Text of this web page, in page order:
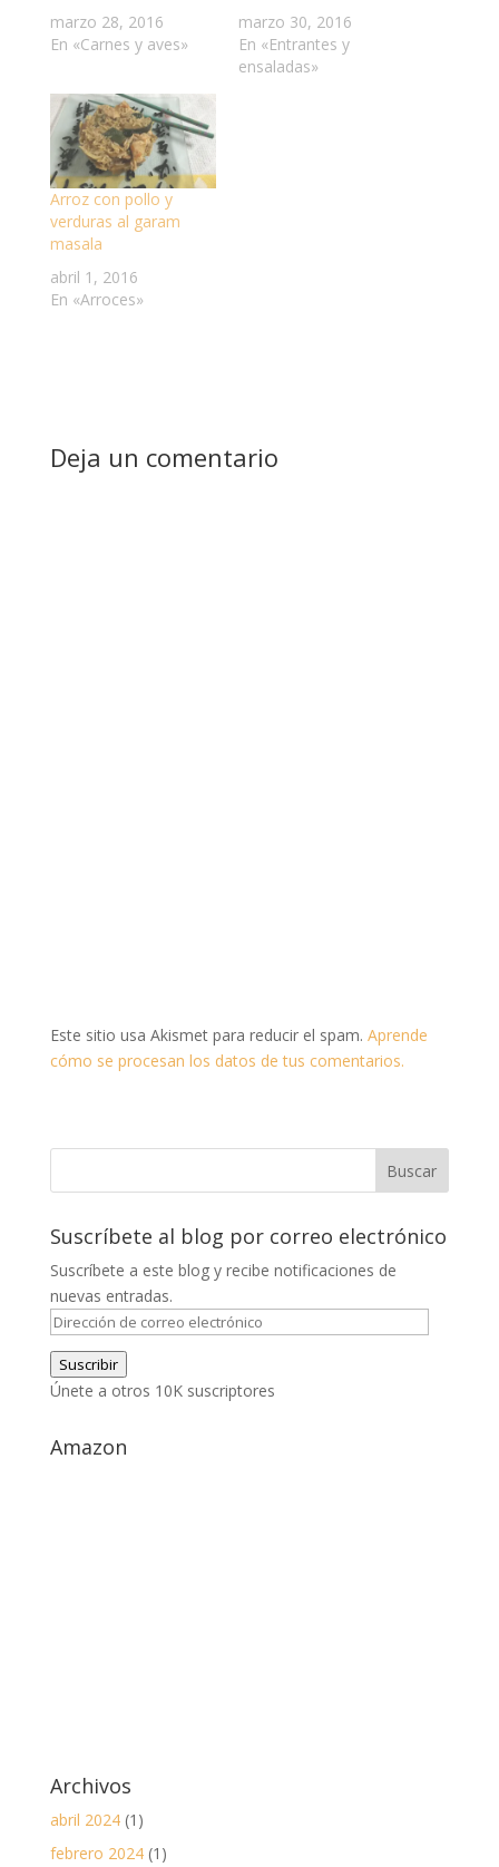
marzo 28, 2016
En «Carnes y aves»
marzo 30, 2016
En «Entrantes y
ensaladas»
Arroz con pollo y
verduras al garam
masala
abril 1, 2016
En «Arroces»
Deja un comentario
Este sitio usa Akismet para reducir el spam. Aprende
cómo se procesan los datos de tus comentarios.
Suscríbete al blog por correo electrónico
Suscríbete a este blog y recibe notificaciones de
nuevas entradas.
Dirección
de
correo
electrónico
Suscribir
Únete a otros 10K suscriptores
Amazon
Archivos
abril 2024(1)
febrero 2024(1)